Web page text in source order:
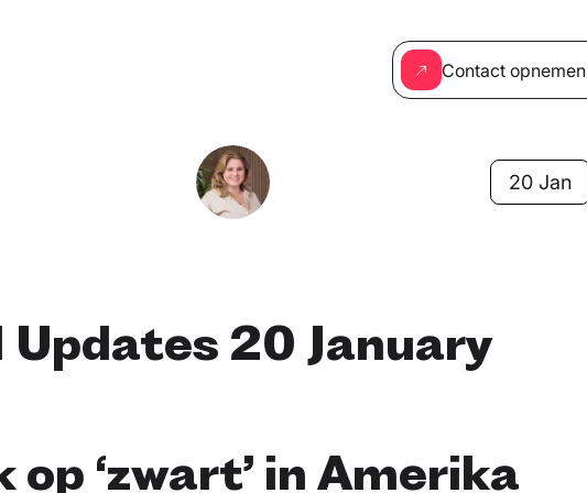
Contact opnemen
20 Jan
Updates 20 January
op ‘zwart’ in Amerika